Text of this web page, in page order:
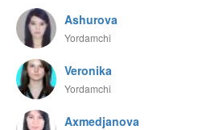
Ashurova
Yordamchi
Veronika
Yordamchi
Axmedjanova